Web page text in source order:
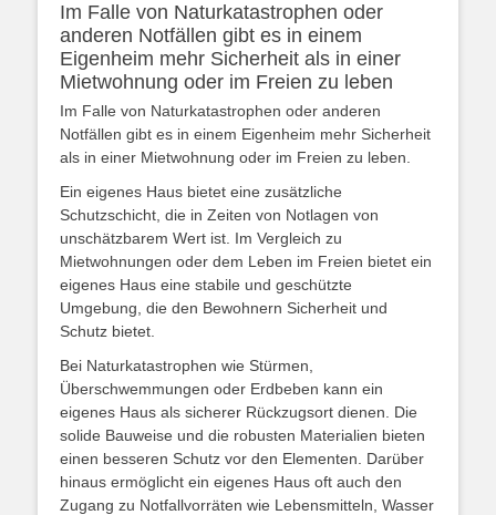
Im Falle von Naturkatastrophen oder
anderen Notfällen gibt es in einem
Eigenheim mehr Sicherheit als in einer
Mietwohnung oder im Freien zu leben
Im Falle von Naturkatastrophen oder anderen
Notfällen gibt es in einem Eigenheim mehr Sicherheit
als in einer Mietwohnung oder im Freien zu leben.
Ein eigenes Haus bietet eine zusätzliche
Schutzschicht, die in Zeiten von Notlagen von
unschätzbarem Wert ist. Im Vergleich zu
Mietwohnungen oder dem Leben im Freien bietet ein
eigenes Haus eine stabile und geschützte
Umgebung, die den Bewohnern Sicherheit und
Schutz bietet.
Bei Naturkatastrophen wie Stürmen,
Überschwemmungen oder Erdbeben kann ein
eigenes Haus als sicherer Rückzugsort dienen. Die
solide Bauweise und die robusten Materialien bieten
einen besseren Schutz vor den Elementen. Darüber
hinaus ermöglicht ein eigenes Haus oft auch den
Zugang zu Notfallvorräten wie Lebensmitteln, Wasser